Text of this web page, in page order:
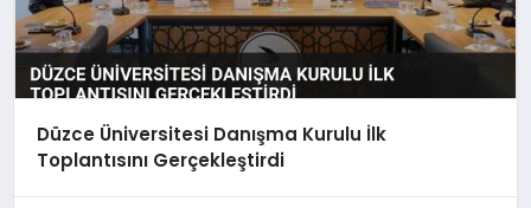
Düzce Üniversitesi Danışma Kurulu İlk
Toplantısını Gerçekleştirdi